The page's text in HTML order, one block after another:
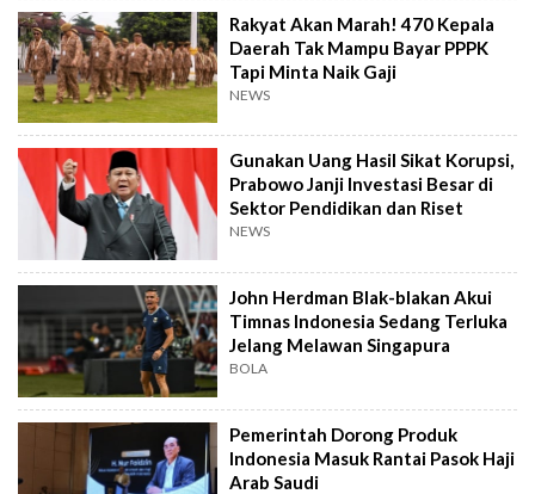
Rakyat Akan Marah! 470 Kepala
Daerah Tak Mampu Bayar PPPK
Tapi Minta Naik Gaji
NEWS
Gunakan Uang Hasil Sikat Korupsi,
Prabowo Janji Investasi Besar di
Sektor Pendidikan dan Riset
NEWS
John Herdman Blak-blakan Akui
Timnas Indonesia Sedang Terluka
Jelang Melawan Singapura
BOLA
Pemerintah Dorong Produk
Indonesia Masuk Rantai Pasok Haji
Arab Saudi